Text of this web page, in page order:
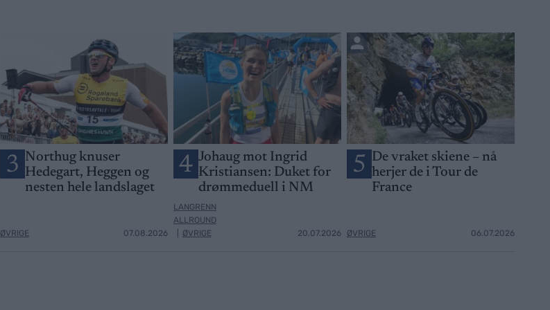
3 Northug knuser
Hedegart, Heggen og
nesten hele landslaget
ØVRIGE 07.08.2026
4 Johaug mot Ingrid
Kristiansen: Duket for
drømmeduell i NM
LANGRENN
ALLROUND
ØVRIGE 20.07.2026
5 De vraket skiene – nå
herjer de i Tour de
France
ØVRIGE 06.07.2026